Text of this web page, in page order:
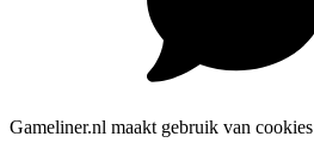
Gameliner.nl maakt gebruik van cookies